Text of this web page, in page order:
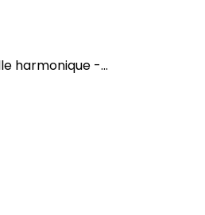
harmonique -...